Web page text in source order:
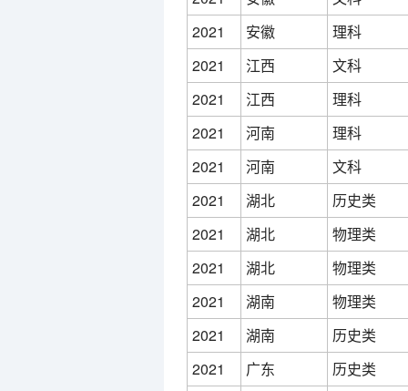
2021
安徽
理科
2021
江西
文科
2021
江西
理科
2021
河南
理科
2021
河南
文科
2021
湖北
历史类
2021
湖北
物理类
2021
湖北
物理类
2021
湖南
物理类
2021
湖南
历史类
2021
广东
历史类